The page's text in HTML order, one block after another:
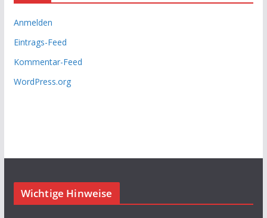
Anmelden
Eintrags-Feed
Kommentar-Feed
WordPress.org
Wichtige Hinweise